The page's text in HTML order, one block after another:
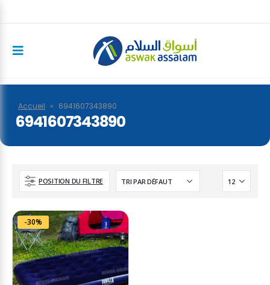
Accueil » 6941607343890
6941607343890
POSITION DU FILTRE
-30%